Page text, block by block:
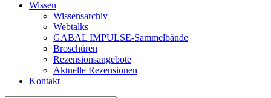
Wissen
Wissensarchiv
Webtalks
GABAL IMPULSE-Sammelbände
Broschüren
Rezensionsangebote
Aktuelle Rezensionen
Kontakt